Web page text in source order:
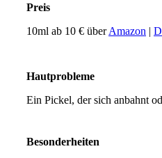
Preis
10ml ab 10 € überAmazon |
Hautprobleme
Ein Pickel, der sich anbahnt
Besonderheiten